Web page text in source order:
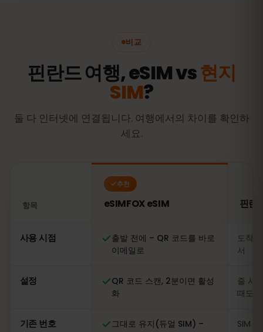
비교
핀란드 여행, eSIM vs현지
SIM?
둘 다 인터넷에 연결됩니다. 여행에서의 차이를 확인하
세요.
항목
추천
eSIMFOX eSIM 핀란
사용 시점
출발 전에 – QR 코드를 바로
이메일로
도착
서
설정
QR 코드 스캔, 2분이면 활성
화
줄 서
때도
기존 번호
그대로 유지(듀얼 SIM) –
SIM